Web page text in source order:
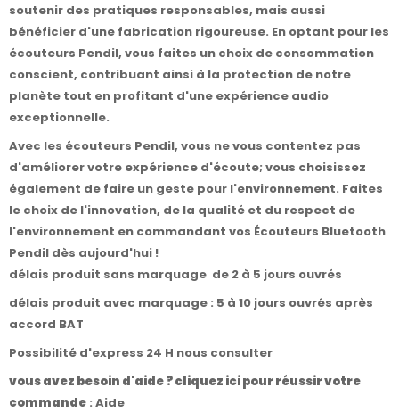
soutenir des pratiques responsables, mais aussi
bénéficier d'une fabrication rigoureuse. En optant pour les
écouteurs Pendil, vous faites un choix de consommation
conscient, contribuant ainsi à la protection de notre
planète tout en profitant d'une expérience audio
exceptionnelle.
Avec les écouteurs Pendil, vous ne vous contentez pas
d'améliorer votre expérience d'écoute; vous choisissez
également de faire un geste pour l'environnement. Faites
le choix de l'innovation, de la qualité et du respect de
l'environnement en commandant vos Écouteurs Bluetooth
Pendil dès aujourd'hui !
délais produit sans marquage de 2 à 5 jours ouvrés
délais produit avec marquage : 5 à 10 jours ouvrés après
accord BAT
Possibilité d'express 24 H nous consulter
vous avez besoin d'aide ? cliquez ici pour réussir votre
commande : Aide